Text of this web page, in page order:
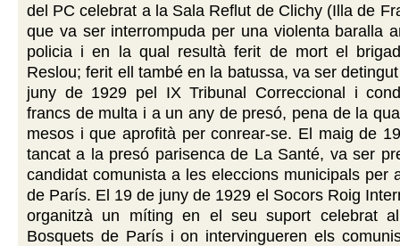
del PC celebrat a la Sala Reflut de Clichy (Illa de
que va ser interrompuda per una violenta baralla
policia i en la qual resultà ferit de mort el
Reslou; ferit ell també en la batussa, va ser
juny de 1929 pel IX Tribunal Correccional i
francs de multa i a un any de presó, pena de la
mesos i que aprofità per conrear-se. El maig de
tancat a la presó parisenca de La Santé, va ser
candidat comunista a les eleccions municipals per
de París. El 19 de juny de 1929 el Socors Roig
organitzà un míting en el seu suport celebrat
Bosquets de París i on intervingueren els